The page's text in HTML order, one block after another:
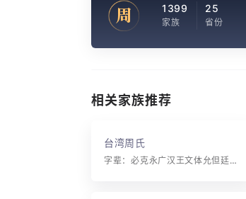
周 1399
家族
25
省份
相关家族推荐
台湾周氏
字辈：必克永广汉王文体允但廷岐含章延庆易世连昌 成德光辉仁义礼智温良恭俭富贵长兴